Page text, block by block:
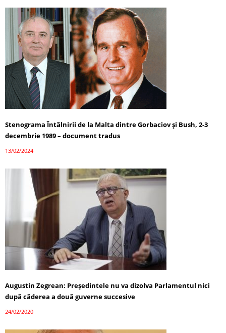
Stenograma Întâlnirii de la Malta dintre Gorbaciov și Bush, 2-3
decembrie 1989 – document tradus
13/02/2024
Augustin Zegrean: Președintele nu va dizolva Parlamentul nici
după căderea a două guverne succesive
24/02/2020